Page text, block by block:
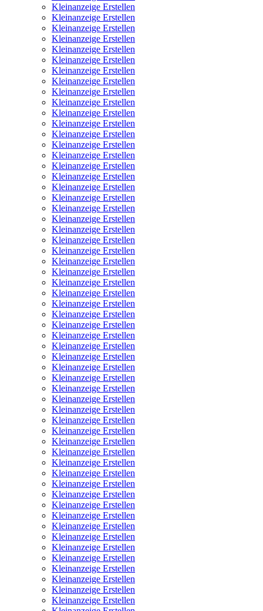
Kleinanzeige Erstellen
Kleinanzeige Erstellen
Kleinanzeige Erstellen
Kleinanzeige Erstellen
Kleinanzeige Erstellen
Kleinanzeige Erstellen
Kleinanzeige Erstellen
Kleinanzeige Erstellen
Kleinanzeige Erstellen
Kleinanzeige Erstellen
Kleinanzeige Erstellen
Kleinanzeige Erstellen
Kleinanzeige Erstellen
Kleinanzeige Erstellen
Kleinanzeige Erstellen
Kleinanzeige Erstellen
Kleinanzeige Erstellen
Kleinanzeige Erstellen
Kleinanzeige Erstellen
Kleinanzeige Erstellen
Kleinanzeige Erstellen
Kleinanzeige Erstellen
Kleinanzeige Erstellen
Kleinanzeige Erstellen
Kleinanzeige Erstellen
Kleinanzeige Erstellen
Kleinanzeige Erstellen
Kleinanzeige Erstellen
Kleinanzeige Erstellen
Kleinanzeige Erstellen
Kleinanzeige Erstellen
Kleinanzeige Erstellen
Kleinanzeige Erstellen
Kleinanzeige Erstellen
Kleinanzeige Erstellen
Kleinanzeige Erstellen
Kleinanzeige Erstellen
Kleinanzeige Erstellen
Kleinanzeige Erstellen
Kleinanzeige Erstellen
Kleinanzeige Erstellen
Kleinanzeige Erstellen
Kleinanzeige Erstellen
Kleinanzeige Erstellen
Kleinanzeige Erstellen
Kleinanzeige Erstellen
Kleinanzeige Erstellen
Kleinanzeige Erstellen
Kleinanzeige Erstellen
Kleinanzeige Erstellen
Kleinanzeige Erstellen
Kleinanzeige Erstellen
Kleinanzeige Erstellen
Kleinanzeige Erstellen
Kleinanzeige Erstellen
Kleinanzeige Erstellen
Kleinanzeige Erstellen